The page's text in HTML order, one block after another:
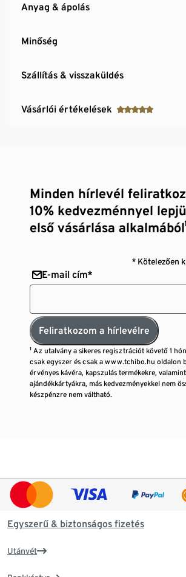
Anyag & ápolás
Minőség
Szállítás & visszaküldés
Vásárlói értékelések
Minden hírlevél
10% kedvezménnyel
első vásárlása
* Kötelezően
E-mail cím*
Feliratkozom a hírlevélre
¹ Az utalvány a sikeres regisztrációt követő 1
csak egyszer és csak a www.tchibo.hu oldalon
érvényes kávéra, kapszulás termékekre, valamint
ajándékkártyákra, más kedvezményekkel nem
készpénzre nem váltható.
Egyszerű & biztonságos fizetés
Utánvét